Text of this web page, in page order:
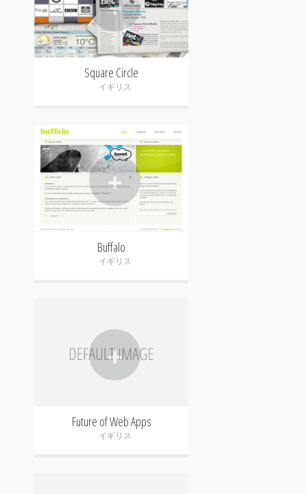
Square Circle
イギリス
+
Buffalo
イギリス
+
Future of Web Apps
イギリス